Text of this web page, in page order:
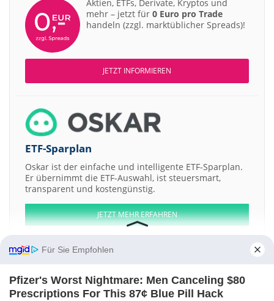
Aktien, ETFs, Derivate, Kryptos und
mehr – jetzt für 0 Euro pro Trade
handeln (zzgl. marktüblicher Spreads)!
JETZT INFORMIEREN
ETF-Sparplan
Oskar ist der einfache und intelligente ETF-Sparplan.
Er übernimmt die ETF-Auswahl, ist steuersmart,
transparent und kostengünstig.
JETZT MEHR ERFAHREN
Aktien ATX DAX EuroStoxx 50 Dow Jones NASDAQ 100 Nikkei 225
S&P 500
Für Sie Empfohlen
Pfizer's Worst Nightmare: Men Canceling $80
Prescriptions For This 87¢ Blue Pill Hack